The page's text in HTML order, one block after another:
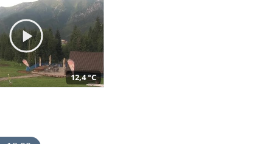
12,4 °C